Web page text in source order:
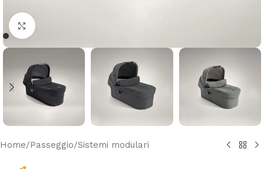
Clicca per ingrandire
Home/Passeggio/Sistemi modulari